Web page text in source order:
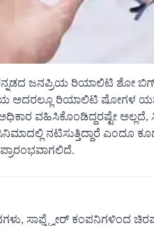
ಜನಪ್ರಿಯ ರಿಯಾಲಿಟಿ ಶೋ
ಅದರಲ್ಲೂ ರಿಯಾಲಿಟಿ ಷೋಗಳ
ವಹಿಸಿಕೊಂಡಿದ್ದರಷ್ಟೇ
ನಟಿಸುತ್ತಿದ್ದಾರೆ ಎಂದೂ
ಸಾಫ್ಟ್ವೇರ್ ಕಂಪನಿಗಳಿಂದ